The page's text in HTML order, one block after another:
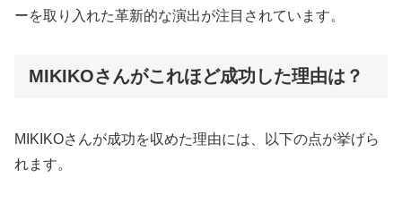
ーを取り入れた革新的な演出が注目されています。
MIKIKOさんがこれほど成功した理由は？
MIKIKOさんが成功を収めた理由には、以下の点が挙げら
れます。